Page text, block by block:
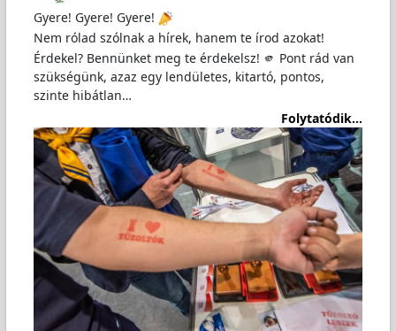
Gyere! Gyere! Gyere!
Nem rólad szólnak a hírek, hanem te írod azokat!
Érdekel? Bennünket meg te érdekelsz! 🫵 Pont rád van
szükségünk, azaz egy lendületes, kitartó, pontos,
szinte hibátlan…
Folytatódik...